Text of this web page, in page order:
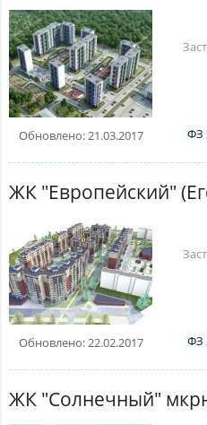
Обновлено: 21.03.2017 ФЗ
ЖК "Европейский"
Обновлено: 22.02.2017 ФЗ